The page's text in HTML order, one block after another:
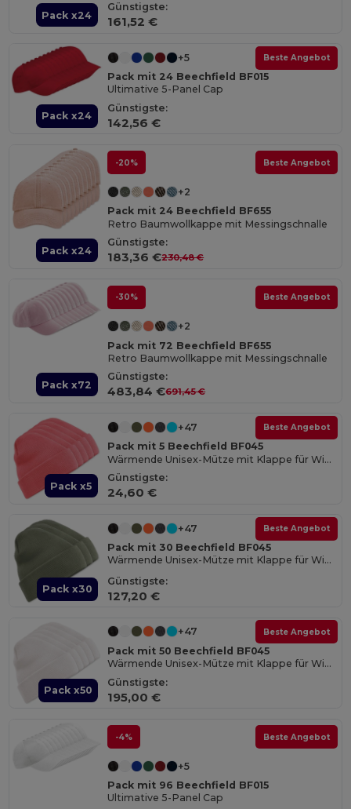
Pack x24
Günstigste:
161,52 €
Pack x24
Beste Angebot
+5
Pack mit 24 Beechfield BF015
Ultimative 5-Panel Cap
Günstigste:
142,56 €
Pack x24
-20% Beste Angebot
+2
Pack mit 24 Beechfield BF655
Retro Baumwollkappe mit Messingschnalle
Günstigste:
183,36 €230,48 €
Pack x72
-30% Beste Angebot
+2
Pack mit 72 Beechfield BF655
Retro Baumwollkappe mit Messingschnalle
Günstigste:
483,84 €691,45 €
Pack x5
Beste Angebot
+47
Pack mit 5 Beechfield BF045
Wärmende Unisex-Mütze mit Klappe für Wintertage
Günstigste:
24,60 €
Pack x30
Beste Angebot
+47
Pack mit 30 Beechfield BF045
Wärmende Unisex-Mütze mit Klappe für Wintertage
Günstigste:
127,20 €
Pack x50
Beste Angebot
+47
Pack mit 50 Beechfield BF045
Wärmende Unisex-Mütze mit Klappe für Wintertage
Günstigste:
195,00 €
-4% Beste Angebot
+5
Pack mit 96 Beechfield BF015
Ultimative 5-Panel Cap